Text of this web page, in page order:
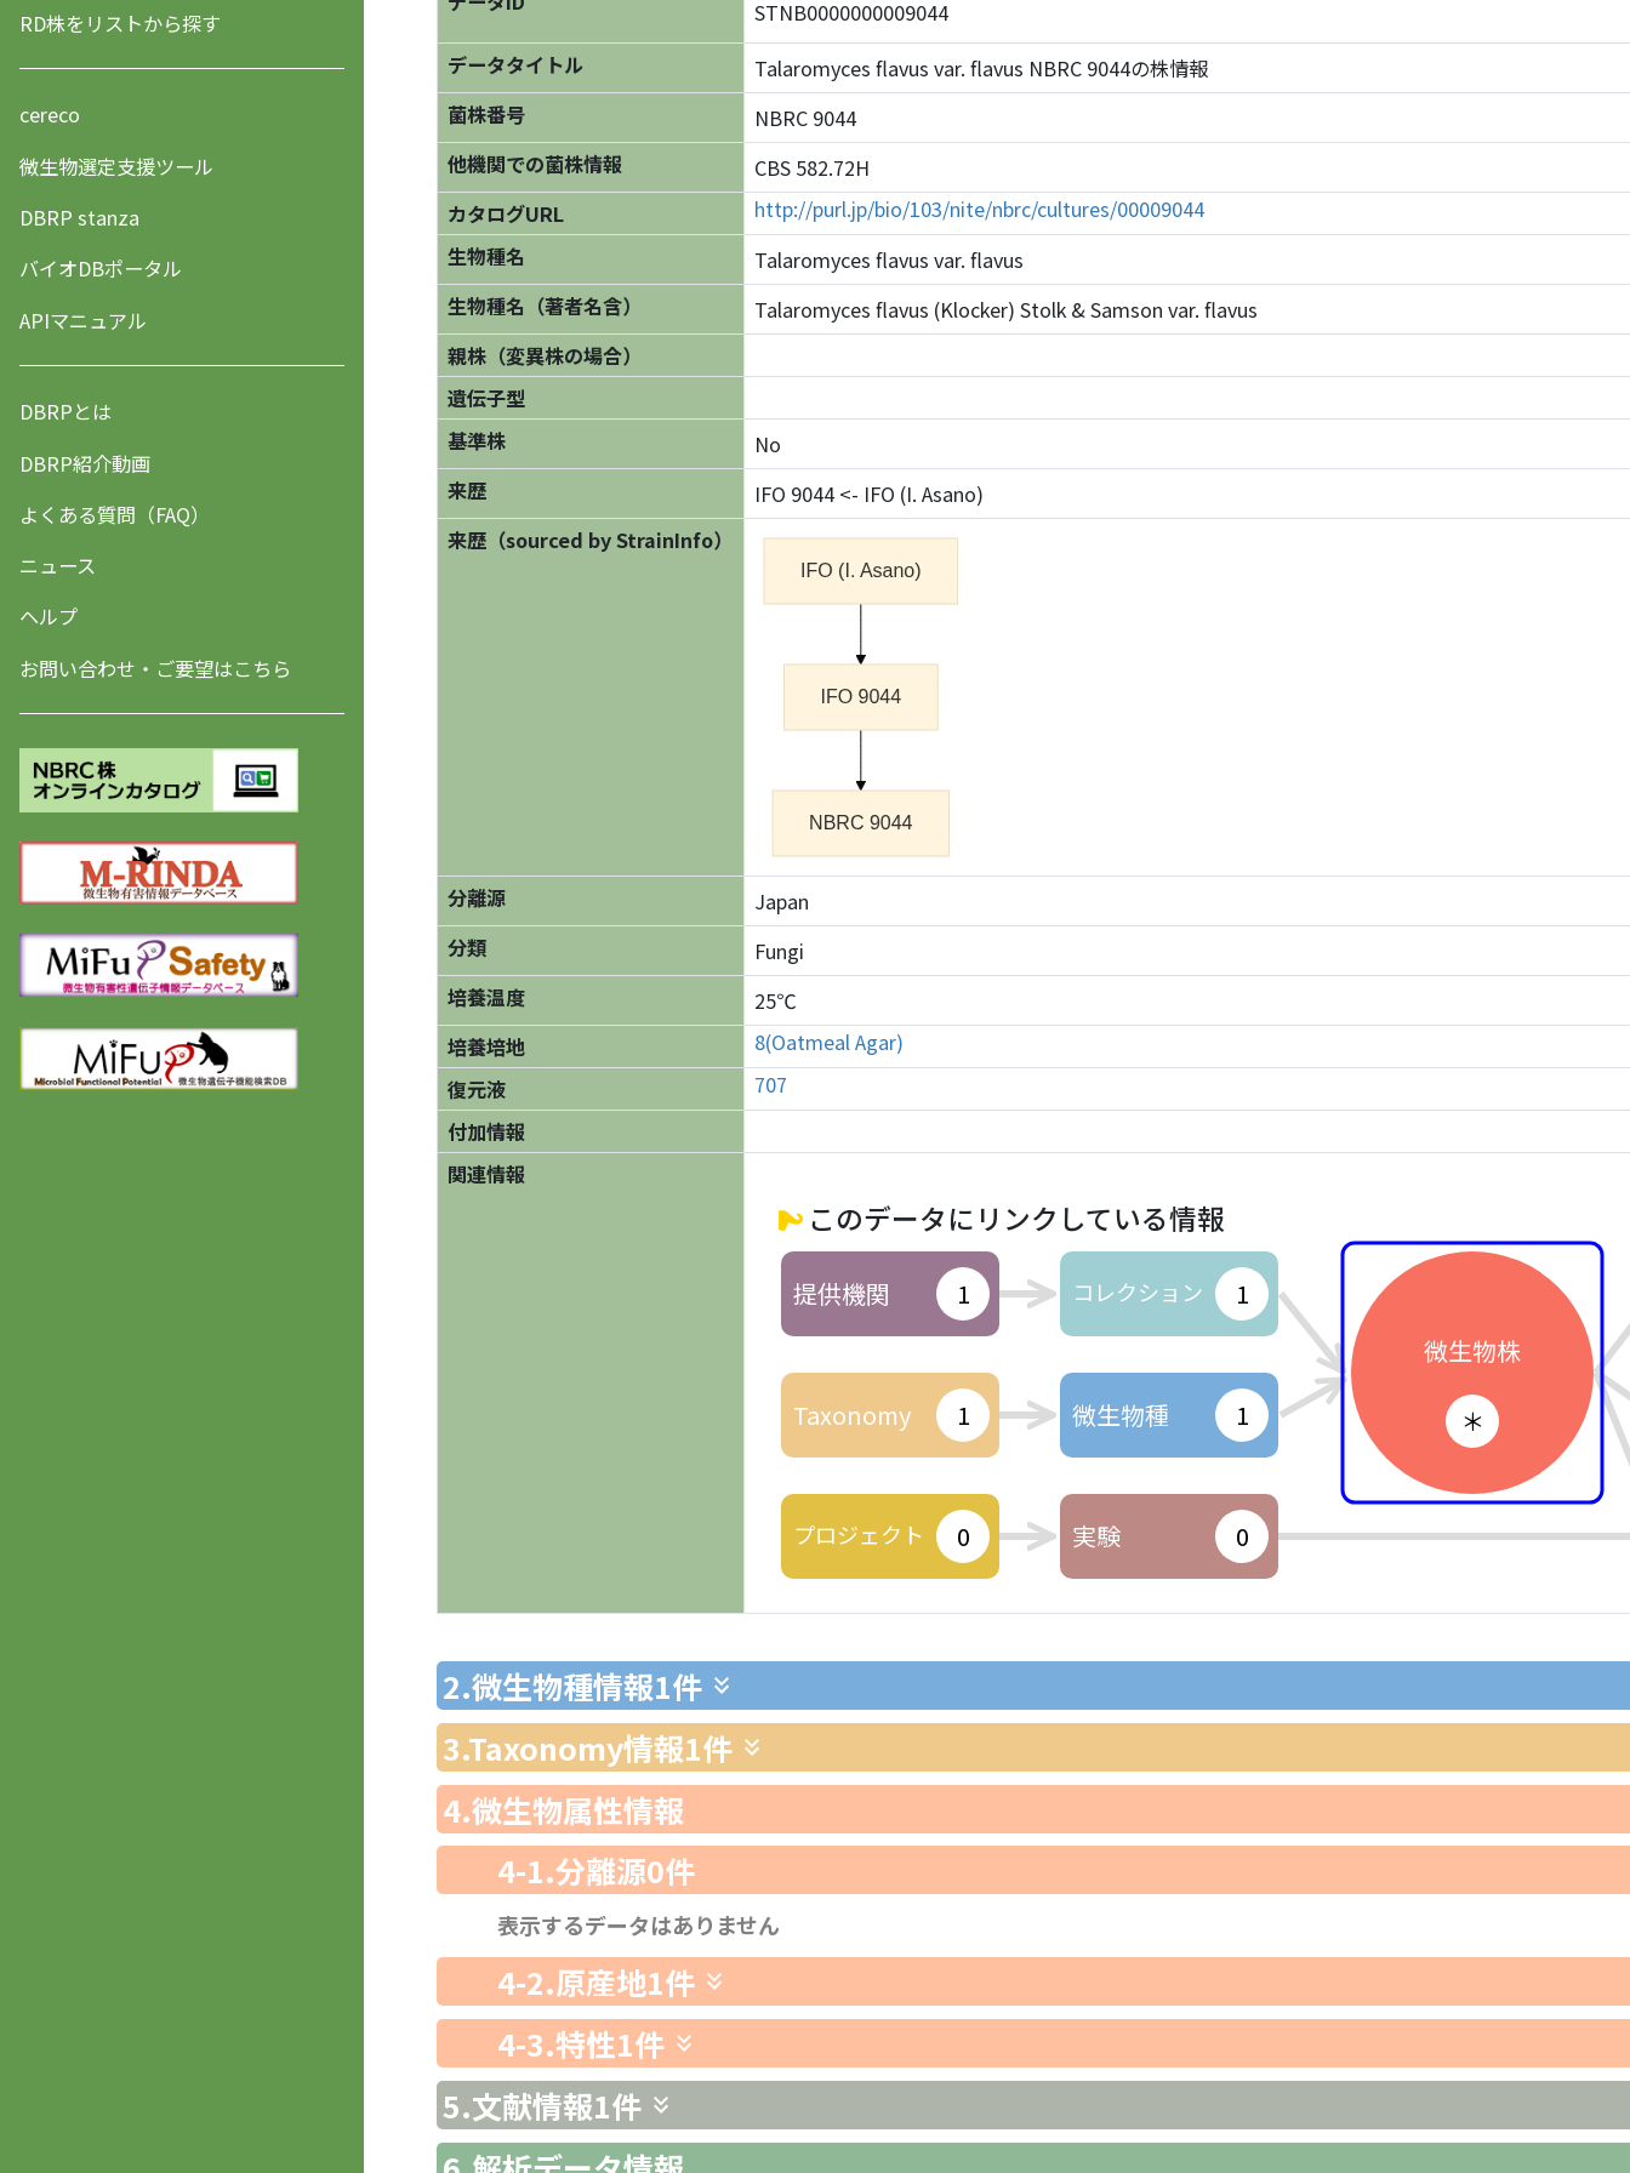
RD株をリストから探す
cereco
微生物選定支援ツール
DBRP stanza
バイオDBポータル
APIマニュアル
DBRPとは
DBRP紹介動画
よくある質問（FAQ）
ニュース
ヘルプ
お問い合わせ・ご要望はこちら
STNB0000000009044
データタイトル
Talaromyces flavus var. flavus NBRC 9044の株情報
菌株番号
NBRC 9044
他機関での菌株情報
CBS 582.72H
カタログURL
http://purl.jp/bio/103/nite/nbrc/cultures/00009044
生物種名
Talaromyces flavus var. flavus
生物種名（著者名含）
Talaromyces flavus (Klocker) Stolk & Samson var. flavus
親株（変異株の場合）
遺伝子型
基準株
No
来歴
IFO 9044 <- IFO (I. Asano)
来歴（sourced by StrainInfo）
分離源
Japan
分類
Fungi
培養温度
25℃
培養培地
8(Oatmeal Agar)
復元液
707
付加情報
関連情報
このデータにリンクしている情報
提供機関 1
Taxonomy 1
プロジェクト 0
コレクション 1
微生物種 1
実験 0
微生物株
＊
2.微生物種情報1件
3.Taxonomy情報1件
4.微生物属性情報
4-1.分離源0件
表示するデータはありません
4-2.原産地1件
4-3.特性1件
5.文献情報1件